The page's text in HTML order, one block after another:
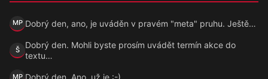
MPMarek Přecechtěl
Dobrý den, ano, je uváděn v pravém "meta" pruhu. Ještě…
ŠŠárka
Dobrý den. Mohli byste prosím uvádět termín akce do
textu…
MP